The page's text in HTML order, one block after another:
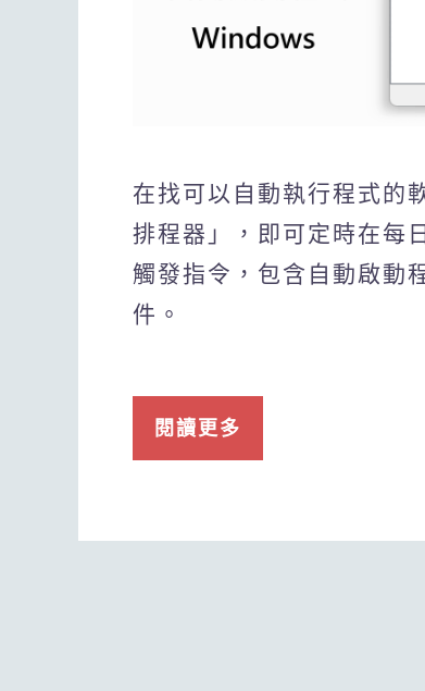
在找可以自動執行程式的
排程器」，即可定時在每
觸發指令，包含自動啟動
件。
閱讀更多